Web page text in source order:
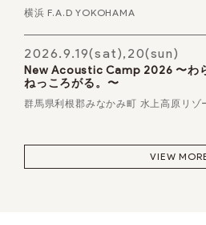
横浜 F.A.D YOKOHAMA
2026.9.19(sat),20(sun)
New Acoustic Camp 2026 〜わ
ねっころがる。〜
群馬県利根郡みなかみ町 水上高原リゾ
VIEW